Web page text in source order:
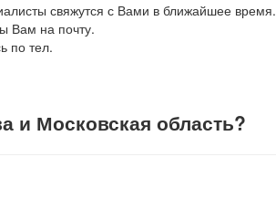
свяжутся с Вами в ближайшее время.
Вам на почту.
по тел.
и Московская область?